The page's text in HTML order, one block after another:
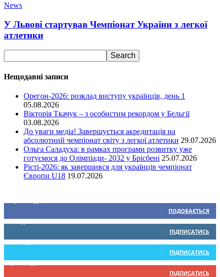
News
У Львові стартував Чемпіонат України з легкої
атлетики
Нещодавні записи
Орегон-2026: розклад виступу українців, день 1
05.08.2026
Вікторія Ткачук – з особистим рекордом у Бельгії
03.08.2026
До уваги медіа! Завершується акредитація на
абсолютний чемпіонат світу з легкої атлетики 29.07.2026
Ольга Саладуха: в рамках програми розвитку уже
готуємося до Олімпіади- 2032 у Брісбені 25.07.2026
Рієті-2026: як завершився для українців чемпіонат
Європи U18 19.07.2026
ПОДОБАЄТЬСЯ
0 Підписників
ПІДПИСАТИСЬ
234 Підписників
ПІДПИСАТИСЬ
9,370 Підписників
ПІДПИСАТИСЬ